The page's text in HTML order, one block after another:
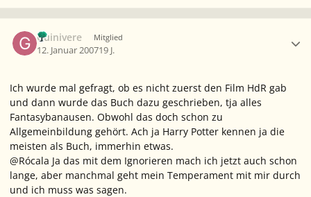
Guinivere Mitglied
12. Januar 200719 J.
Ich wurde mal gefragt, ob es nicht zuerst den Film HdR gab
und dann wurde das Buch dazu geschrieben, tja alles
Fantasybanausen. Obwohl das doch schon zu
Allgemeinbildung gehört. Ach ja Harry Potter kennen ja die
meisten als Buch, immerhin etwas.
@Rócala Ja das mit dem Ignorieren mach ich jetzt auch schon
lange, aber manchmal geht mein Temperament mit mir durch
und ich muss was sagen.